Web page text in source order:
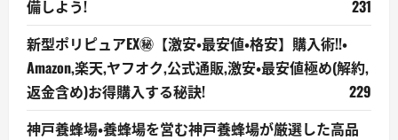
備しよう!
231
新型ポリピュアEX㊙【激安・最安値・格安】購入術!!・
Amazon,楽天,ヤフオク,公式通販,激安・最安値極め(解約,
返金含め)お得購入する秘訣!
229
神戸養蜂場・養蜂場を営む神戸養蜂場が厳選した高品